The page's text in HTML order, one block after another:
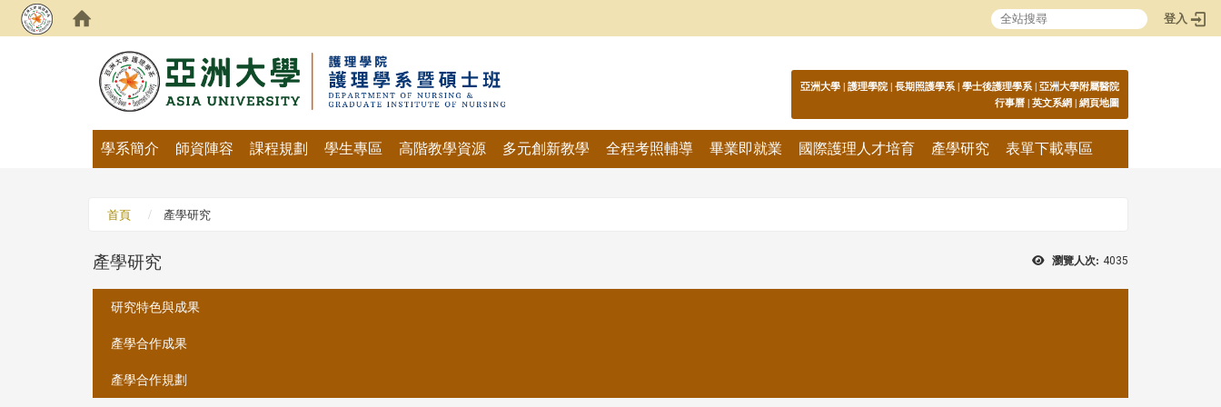
登入
:::
亞洲大學 | 護理學院 | 長期照護學系 | 學士後護理學系 | 亞洲大學附屬醫院
行事曆 | 英文系網 | 網頁地圖
學系簡介 師資陣容 課程規劃 學生專區 高階教學資源 多元創新教學 全程考照輔導 畢業即就業 國際護理人才培育 產學研究 表單下載專區
首頁 產學研究
瀏覽人次: 4035
產學研究
研究特色與成果
產學合作成果
產學合作規劃